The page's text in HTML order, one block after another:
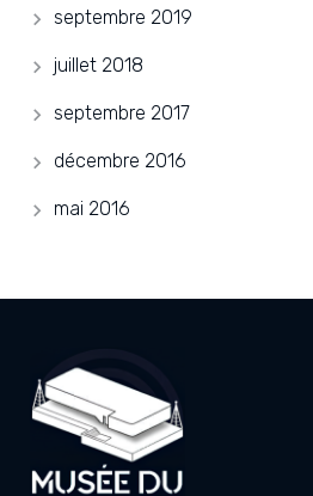
septembre 2019
juillet 2018
septembre 2017
décembre 2016
mai 2016